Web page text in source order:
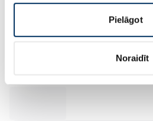
Pielāgot
Noraidīt